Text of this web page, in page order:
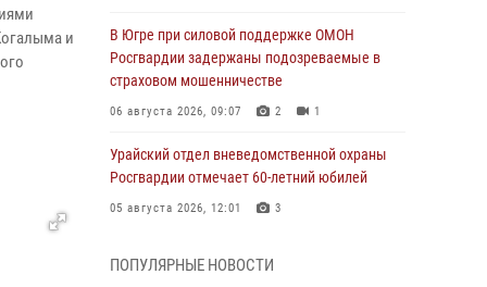
и
В Югре при силовой поддержке ОМОН
Росгвардии задержаны подозреваемые в
страховом мошенничестве
06 августа 2026, 09:07 2 1
Урайский отдел вневедомственной охраны
Росгвардии отмечает 60-летний юбилей
05 августа 2026, 12:01 3
посвященных дню рождения генерала армии
ПОПУЛЯРНЫЕ НОВОСТИ